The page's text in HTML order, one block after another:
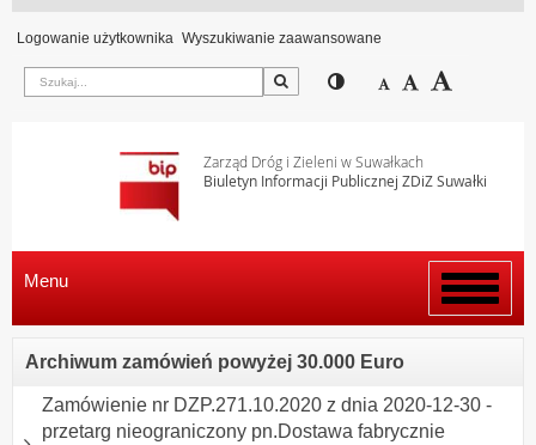
Logowanie użytkownika Wyszukiwanie zaawansowane
Szukaj Przełącz pomiędzy
Zmniejsz
Domyślny
Zarząd Dróg i Zieleni w Suwałkach
Biuletyn Informacji Publicznej ZDiZ Suwałki
Włącz
menu
Menu
Archiwum zamówień powyżej 30.000 Euro
Zamówienie nr DZP.271.10.2020 z dnia 2020-12-30 -
przetarg nieograniczony pn.Dostawa fabrycznie